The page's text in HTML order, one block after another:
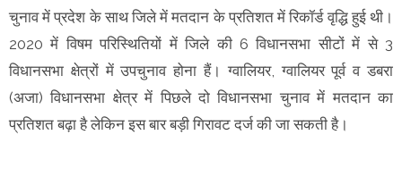
चुनाव में प्रदेश के साथ जिले में मतदान के प्रतिशत में रिकॉर्ड वृद्धि हुई थी।
2020 में विषम परिस्थितियों में जिले की 6 विधानसभा सीटों में से 3
विधानसभा क्षेत्रों में उपचुनाव होना हैं। ग्वालियर, ग्वालियर पूर्व व डबरा
(अजा) विधानसभा क्षेत्र में पिछले दो विधानसभा चुनाव में मतदान का
प्रतिशत बढ़ा है लेकिन इस बार बड़ी गिरावट दर्ज की जा सकती है।